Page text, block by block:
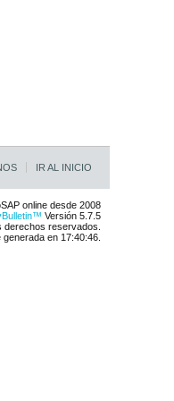
IR AL INICIO
online desde 2008
Versión 5.7.5
derechos reservados.
en 17:40:46.